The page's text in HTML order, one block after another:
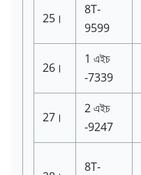
25।
8T-
9599
26।
1 এইচ
-7339
27।
2 এইচ
-9247
8T-